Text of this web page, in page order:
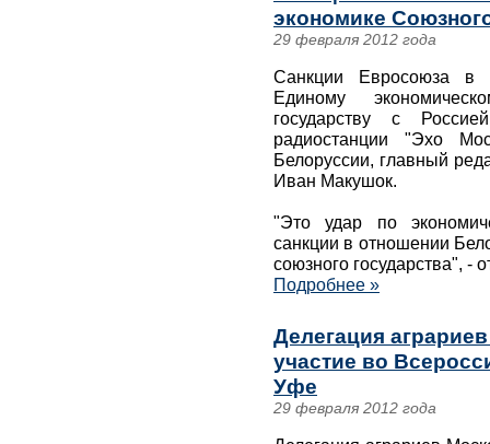
экономике
29 февраля 2012 года
Санкции Евросоюза в
Единому
государству с
радиостанции "Эхо
Белоруссии, главный
Иван Макушок.
"Это удар по
санкции в отношении
союзного государства", -
Подробнее »
Делегация
участие во
Уфе
29 февраля 2012 года